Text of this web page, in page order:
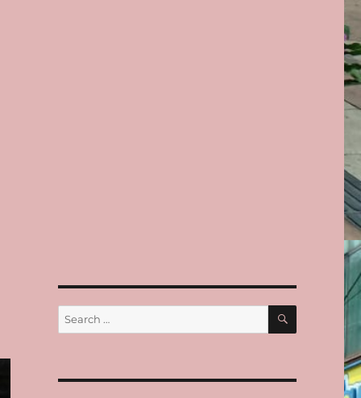
Search
for:
SEARCH